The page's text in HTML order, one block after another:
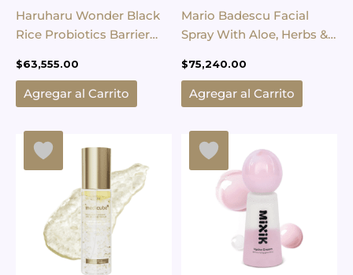
Haruharu Wonder Black
Rice Probiotics Barrier
$63,555.00
Agregar al Carrito
Mario Badescu Facial
Spray With Aloe, Herbs &
$75,240.00
Agregar al Carrito